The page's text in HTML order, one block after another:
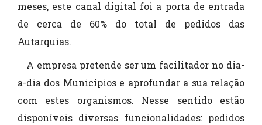
meses, este canal digital foi a porta de entrada
de cerca de 60% do total de pedidos das
Autarquias.
A empresa pretende ser um facilitador no dia-
a-dia dos Municípios e aprofundar a sua relação
com estes organismos. Nesse sentido estão
disponíveis diversas funcionalidades: pedidos